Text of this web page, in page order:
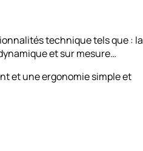
technique tels que : la
et sur mesure…
et une ergonomie simple et